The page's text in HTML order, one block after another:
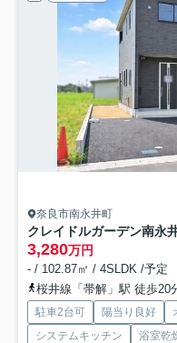
奈良市南永井町
クレイドルガーデン南永
3,280万円
- / 102.87㎡ / 4SLDK /予定
桜井線「帯解」駅 徒歩20
駐車2台可 陽当り良好
システムキッチン
浴室乾